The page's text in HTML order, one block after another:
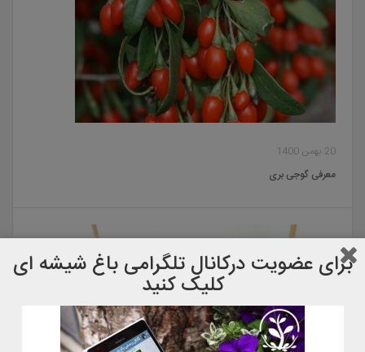
20 بهمن 1400
معرفی گوجی بری
برای عضویت دركانال تلگرامی باغ شیشه ای
کلیک کنید